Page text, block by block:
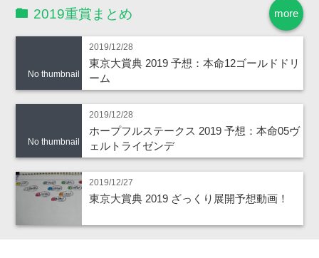
more
2019重賞まとめ
No thumbnail
2019/12/28
東京大賞典 2019 予想：本命12ゴールドドリ
ーム
No thumbnail
2019/12/28
ホープフルステークス 2019 予想：本命05ヴ
ェルトライゼンデ
2019/12/27
東京大賞典 2019 ざっくり展開予想動画！